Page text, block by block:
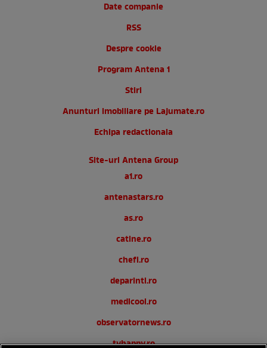
Date companie
RSS
Despre cookie
Program Antena 1
Stiri
Anunturi imobiliare pe Lajumate.ro
Echipa redactionala
Site-uri Antena Group
a1.ro
antenastars.ro
as.ro
catine.ro
chefi.ro
deparinti.ro
medicool.ro
observatornews.ro
tvhappy.ro